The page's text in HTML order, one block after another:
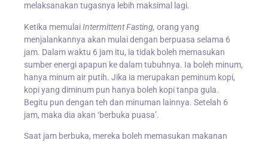
melaksanakan tugasnya lebih maksimal lagi.
Ketika memulaiIntermittent Fasting, orang yang
menjalankannya akan mulai dengan berpuasa selama 6
jam. Dalam waktu 6 jam itu, ia tidak boleh memasukan
sumber energi apapun ke dalam tubuhnya. Ia boleh minum,
hanya minum air putih. Jika ia merupakan peminum kopi,
kopi yang diminum pun hanya boleh kopi tanpa gula.
Begitu pun dengan teh dan minuman lainnya. Setelah 6
jam, maka dia akan ‘berbuka puasa’.
Saat jam berbuka, mereka boleh memasukan makanan